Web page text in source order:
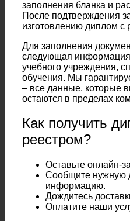
заполнения бланка и
После подтверждения
изготовлению диплом с
Для заполнения
следующая
учебного учреждения,
обучения. Мы
– все данные, которые
остаются в пределах
Как получить
реестром?
Оставьте онлайн-
Сообщите нужную
информацию.
Дождитесь
Оплатите наши